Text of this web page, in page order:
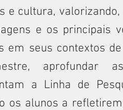
e cultura,
e os principais
em seus contextos
aprofundar
a Linha de
os alunos a